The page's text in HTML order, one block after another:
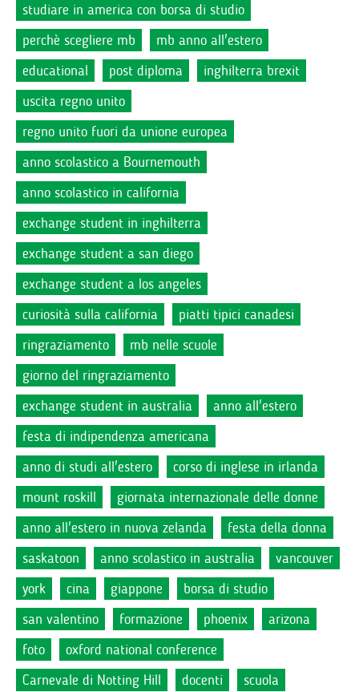
studiare in america con borsa di studio
perchè scegliere mb
mb anno all'estero
educational
post diploma
inghilterra brexit
uscita regno unito
regno unito fuori da unione europea
anno scolastico a Bournemouth
anno scolastico in california
exchange student in inghilterra
exchange student a san diego
exchange student a los angeles
curiosità sulla california
piatti tipici canadesi
ringraziamento
mb nelle scuole
giorno del ringraziamento
exchange student in australia
anno all'estero
festa di indipendenza americana
anno di studi all'estero
corso di inglese in irlanda
mount roskill
giornata internazionale delle donne
anno all'estero in nuova zelanda
festa della donna
saskatoon
anno scolastico in australia
vancouver
york
cina giappone
borsa di studio
san valentino
formazione phoenix
arizona
foto
oxford national conference
Carnevale di Notting Hill
docenti
scuola